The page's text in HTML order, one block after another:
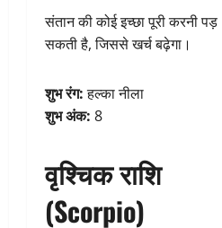
संतान की कोई इच्छा पूरी करनी पड़
सकती है, जिससे खर्च बढ़ेगा।
शुभ रंग:हल्का नीला
शुभ अंक: 8
वृश्चिक राशि
(Scorpio)